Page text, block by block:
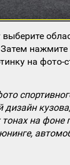
Затем нажмите
на фото-
дизайн
на фоне